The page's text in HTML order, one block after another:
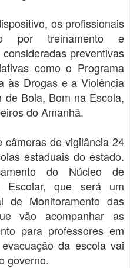
os profissionais
por treinamento e
preventivas
como o Programa
às Drogas e a Violência
Bola, Bom na Escola,
do Amanhã.
de vigilância 24
estaduais do estado.
do Núcleo de
Escolar, que será um
de Monitoramento das
vão acompanhar as
para professores em
da escola vai
governo.